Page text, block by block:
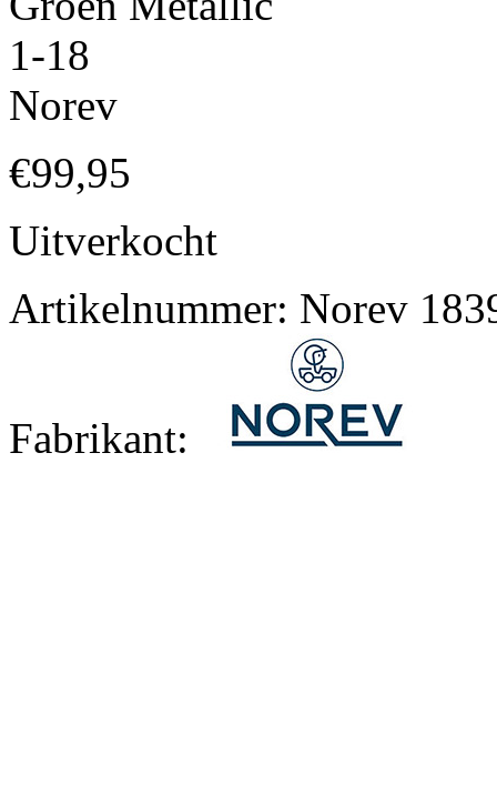
1-18
Norev
€99,95
Uitverkocht
Artikelnummer: Norev
Fabrikant: